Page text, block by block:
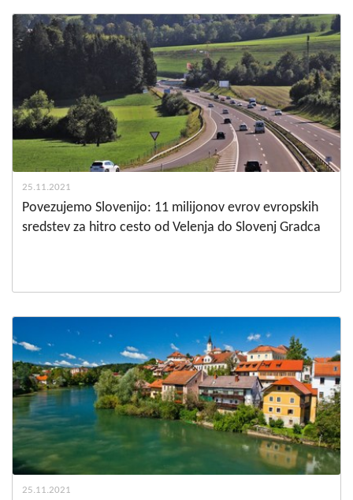
25.11.2021
Povezujemo Slovenijo: 11 milijonov evrov evropskih
sredstev za hitro cesto od Velenja do Slovenj Gradca
25.11.2021